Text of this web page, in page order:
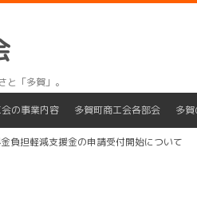
「多賀」。
の事業内容 多賀町商工会各部会 多
負担軽減支援金の申請受付開始について